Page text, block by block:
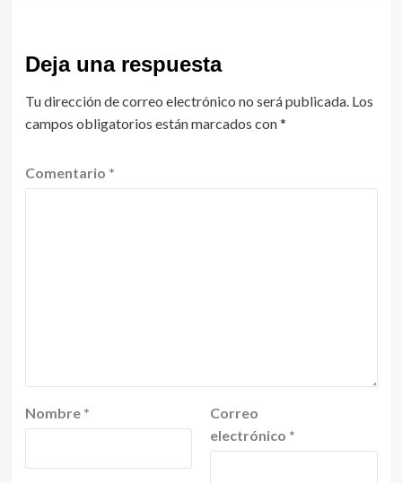
Deja una respuesta
Tu dirección de correo electrónico no será publicada. Los
campos obligatorios están marcados con*
Comentario *
Nombre *
Correo
electrónico *